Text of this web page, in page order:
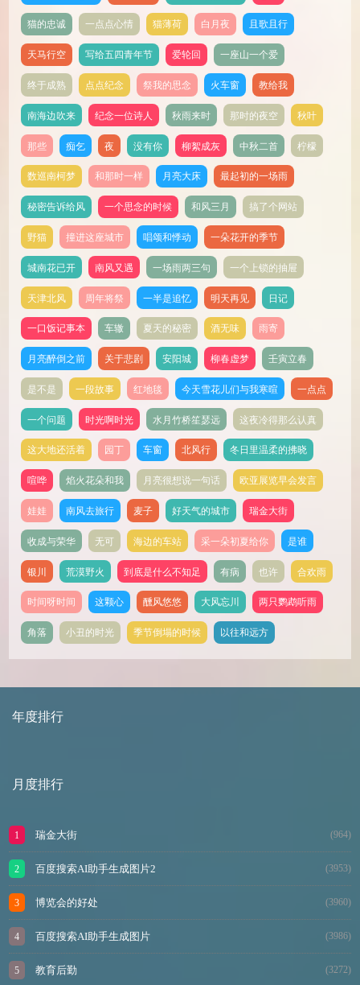
猫的忠诚 一点点心情 猫薄荷 白月夜 且歌且行
天马行空 写给五四青年节 爱轮回 一座山一个爱
终于成熟 点点纪念 祭我的思念 火车窗 教给我
南海边吹来 纪念一位诗人 秋雨来时 那时的夜空 秋叶
那些 痴乞 夜 没有你 柳絮成灰 中秋二首 柠檬
数巡南柯梦 和那时一样 月亮大床 最起初的一场雨
秘密告诉给风 一个思念的时候 和风三月 搞了个网站
野猫 撞进这座城市 唱颂和悸动 一朵花开的季节
城南花已开 南风又遇 一场雨两三句 一个上锁的抽屉
天津北风 周年将祭 一半是追忆 明天再见 日记
一口饭记事本 车辙 夏天的秘密 酒无味 雨寄
月亮醉倒之前 关于悲剧 安阳城 柳春虚梦 壬寅立春
是不是 一段故事 红地毯 今天雪花儿们与我寒暄 一点点
一个问题 时光啊时光 水月竹桥笙瑟远 这夜冷得那么认真
这大地还活着 园丁 车窗 北风行 冬日里温柔的拂晓
喧哗 焰火花朵和我 月亮很想说一句话 欧亚展览早会发言
娃娃 南风去旅行 麦子 好天气的城市 瑞金大街
收成与荣华 无可 海边的车站 采一朵初夏给你 是谁
银川 荒漠野火 到底是什么不知足 有病 也许 合欢雨
时间呀时间 这颗心 醺风悠悠 大风忘川 两只鹦鹉听雨
角落 小丑的时光 季节倒塌的时候 以往和远方
年度排行
月度排行
瑞金大街 (964)
百度搜索AI助手生成图片2 (3953)
博览会的好处 (3960)
百度搜索AI助手生成图片 (3986)
教育后勤 (3272)